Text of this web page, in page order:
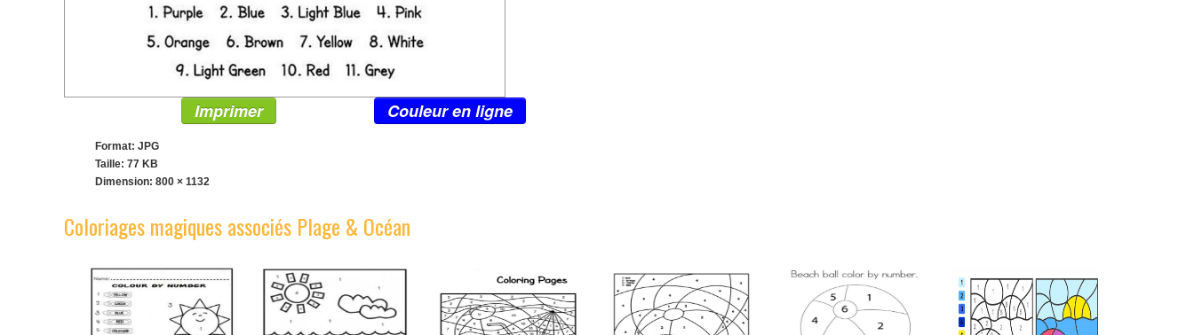
Imprimer Couleur en ligne
Format: JPG
Taille: 77 KB
Dimension: 800 × 1132
Coloriages magiques associés Plage & Océan